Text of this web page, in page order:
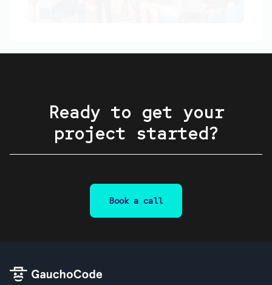
Ready to get your
project started?
Book a call